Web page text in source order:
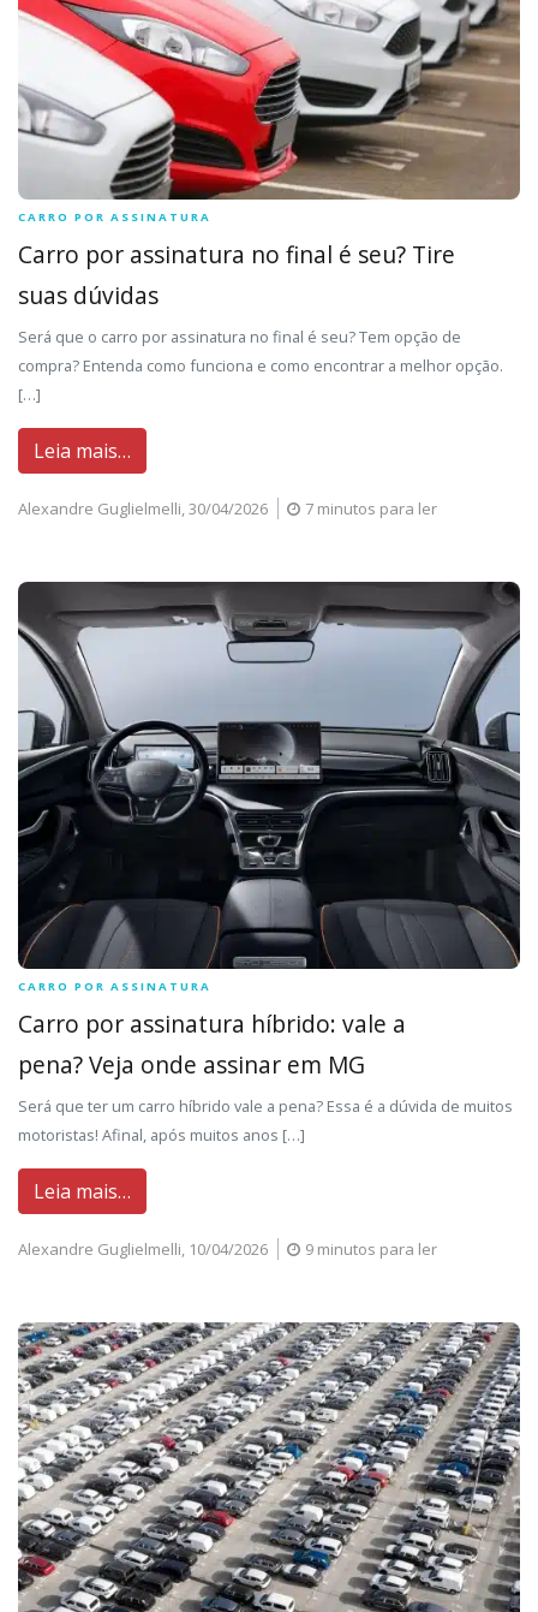
CARRO POR ASSINATURA
Carro por assinatura no final é seu? Tire
suas dúvidas
Será que o carro por assinatura no final é seu? Tem opção de
compra? Entenda como funciona e como encontrar a melhor opção.
[…]
Leia mais…
Alexandre Guglielmelli,30/04/2026 7 minutos para ler
CARRO POR ASSINATURA
Carro por assinatura híbrido: vale a
pena? Veja onde assinar em MG
Será que ter um carro híbrido vale a pena? Essa é a dúvida de muitos
motoristas! Afinal, após muitos anos […]
Leia mais…
Alexandre Guglielmelli, 10/04/2026 9 minutos para ler